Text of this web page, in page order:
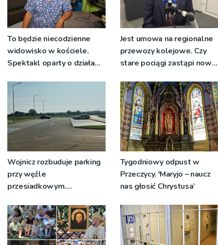
To będzie niecodzienne
widowisko w kościele.
Spektakl oparty o działa
Jest umowa na regionalne
przewozy kolejowe. Czy
stare pociągi zastąpi nowy
Wojnicz rozbuduje parking
przy węźle
przesiadkowym.
miejsc
Tygodniowy odpust w
Przeczycy. 'Maryjo – naucz
nas głosić Chrystusa’